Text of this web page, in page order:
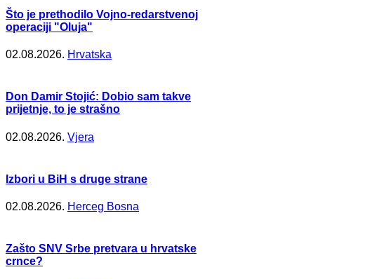
Što je prethodilo Vojno-redarstvenoj
operaciji "Oluja"
02.08.2026. Hrvatska
Don Damir Stojić: Dobio sam takve
prijetnje, to je strašno
02.08.2026. Vjera
Izbori u BiH s druge strane
02.08.2026. Herceg Bosna
Zašto SNV Srbe pretvara u hrvatske
crnce?